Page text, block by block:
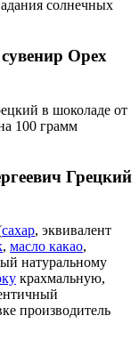
солнечных
Орех
в шоколаде от
100 грамм
Грецкий
сахар, эквивалент
, масло какао,
натуральному
крахмальную,
производитель